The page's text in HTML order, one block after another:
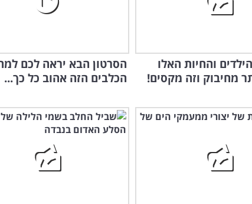
והחיות האלו
מחיבוק וזה מקסים!
הסרטון הבא יראה לכם
הכלבים הזה אהוב כל כך...